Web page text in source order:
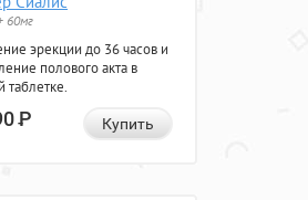
60мг
эрекции до 36 часов и
полового акта в
таблетке.
Р Купить